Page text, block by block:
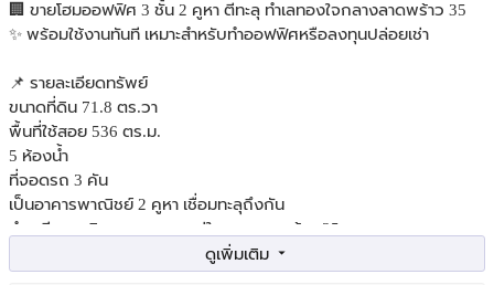
🏢 ขายโฮมออฟฟิศ 3 ชั้น 2 คูหา ตีทะลุ ทำเลทองใจกลางลาดพร้าว 35
✨ พร้อมใช้งานทันที เหมาะสำหรับทำออฟฟิศหรือลงทุนปล่อยเช่า
📌 รายละเอียดทรัพย์
ขนาดที่ดิน 71.8 ตร.วา
พื้นที่ใช้สอย 536 ตร.ม.
5 ห้องน้ำ
ที่จอดรถ 3 คัน
เป็นอาคารพาณิชย์ 2 คูหา เชื่อมทะลุถึงกัน
ทำเลดีมาก เดินทางสะดวก อยู่ในซอยลาดพร้าว 35
ห่างรถไฟฟ้าสถานีภานา เพียง 750 เมตร
ห่างจากถนนลาดพร้าวเพียง 630 เมตร